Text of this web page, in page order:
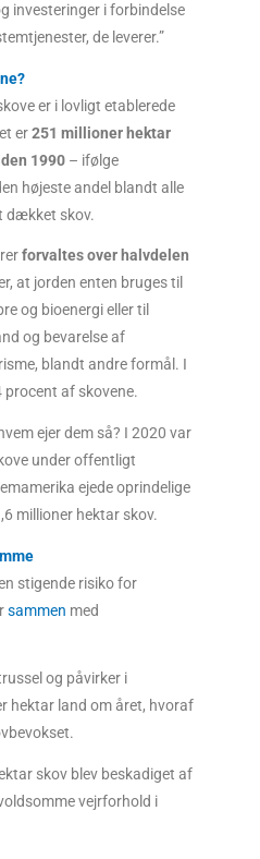
investeringer i forbindelse
de leverer.”
er i lovligt etablerede
er251 millioner hektar
1990– ifølge
højeste andel blandt alle
dækket skov.
forvaltes over halvdelen
at jorden enten bruges til
og bioenergi eller til
og bevarelse af
blandt andre formål. I
procent af skovene.
ejer dem så? I 2020 var
under offentligt
ejede oprindelige
millioner hektar skov.
stigende risiko for
sammen med
og påvirker i
hektar land om året, hvoraf
skov blev beskadiget af
vejrforhold i